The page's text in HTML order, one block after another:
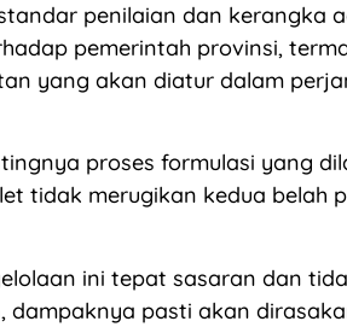
penilaian dan kerangka
pemerintah provinsi,
yang akan diatur dalam
proses formulasi yang
tidak merugikan kedua belah
ini tepat sasaran dan
dampaknya pasti akan